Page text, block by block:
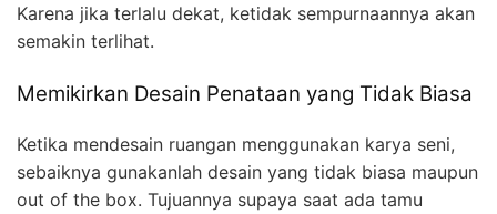
Karena jika terlalu dekat, ketidak sempurnaannya akan
semakin terlihat.
Memikirkan Desain Penataan yang Tidak Biasa
Ketika mendesain ruangan menggunakan karya seni,
sebaiknya gunakanlah desain yang tidak biasa maupun
out of the box. Tujuannya supaya saat ada tamu